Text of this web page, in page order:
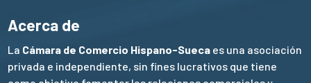
Acerca de
La Cámara de Comercio Hispano-Sueca es una asociación
privada e independiente, sin fines lucrativos que tiene